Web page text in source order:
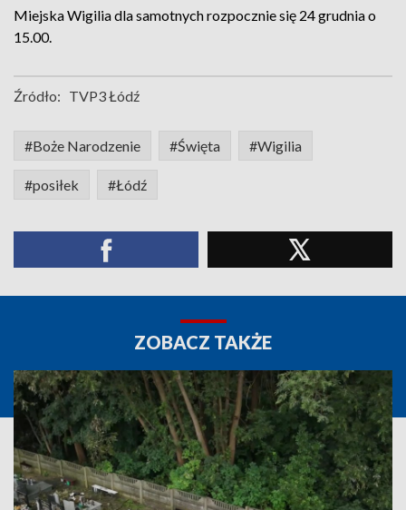
Miejska Wigilia dla samotnych rozpocznie się 24 grudnia o
15.00.
Źródło: TVP3 Łódź
#Boże Narodzenie #Święta #Wigilia
#posiłek #Łódź
ZOBACZ TAKŻE